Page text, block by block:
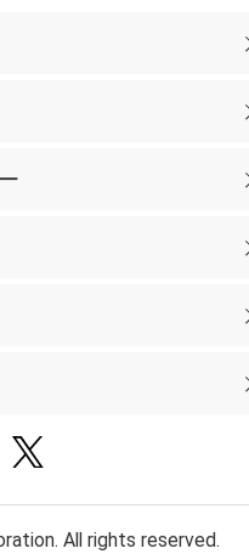
All rights reserved.